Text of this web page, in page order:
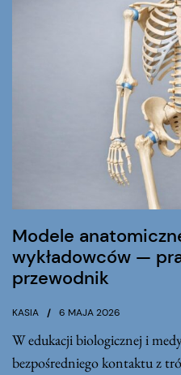
Modele
wykładowców —
przewodnik
KASIA 6 MAJA 2026
W edukacji biologicznej i
bezpośredniego kontaktu z